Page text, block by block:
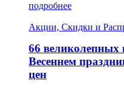
подробнее
Акции, Скидки и
66 великолепных
Весеннем
цен